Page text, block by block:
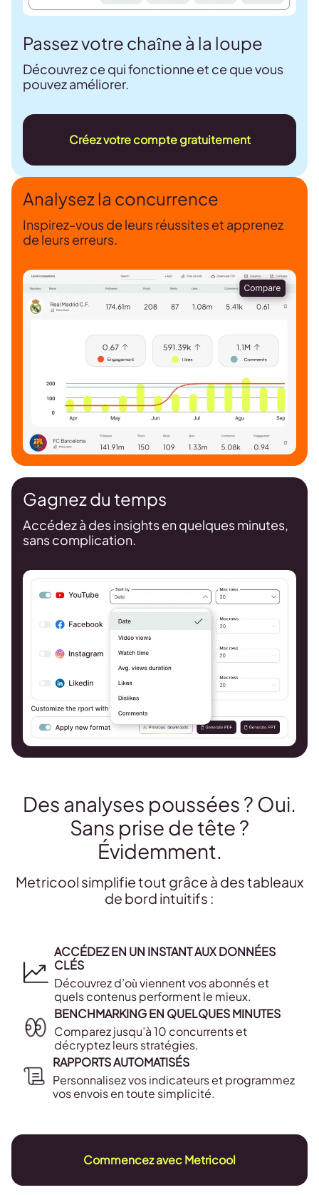
Passez votre chaîne à la loupe
Découvrez ce qui fonctionne et ce que vous
pouvez améliorer.
Créez votre compte gratuitement
Analysez la concurrence
Inspirez-vous de leurs réussites et apprenez
de leurs erreurs.
Gagnez du temps
Accédez à des insights en quelques minutes,
sans complication.
Des analyses poussées ? Oui.
Sans prise de tête ?
Évidemment.
Metricool simplifie tout grâce à des tableaux
de bord intuitifs :
ACCÉDEZ EN UN INSTANT AUX DONNÉES
CLÉS
Découvrez d’où viennent vos abonnés et
quels contenus performent le mieux.
BENCHMARKING EN QUELQUES MINUTES
Comparez jusqu’à 10 concurrents et
décryptez leurs stratégies.
RAPPORTS AUTOMATISÉS
Personnalisez vos indicateurs et programmez
vos envois en toute simplicité.
Commencez avec Metricool